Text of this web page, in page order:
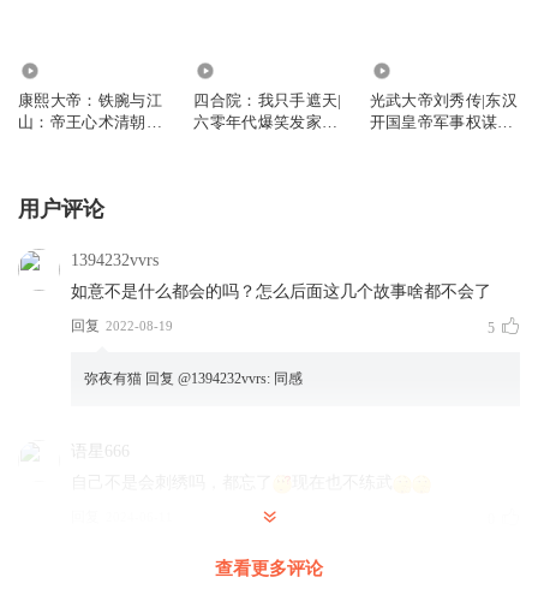
康熙大帝：铁腕与江
山：帝王心术清朝康
四合院：我只手遮天|
六零年代爆笑发家致
光武大帝刘秀传|东汉
开国皇帝军事权谋星
用户评论
1394232vvrs
如意不是什么都会的吗？怎么后面这几个故事啥都不会了
回复 2022-08-19 5
弥夜有猫 回复 @1394232vvrs: 同感
语星666
查看更多评论